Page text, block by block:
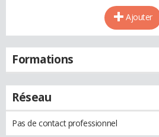
Ajouter
Formations
Réseau
Pas de contact professionnel